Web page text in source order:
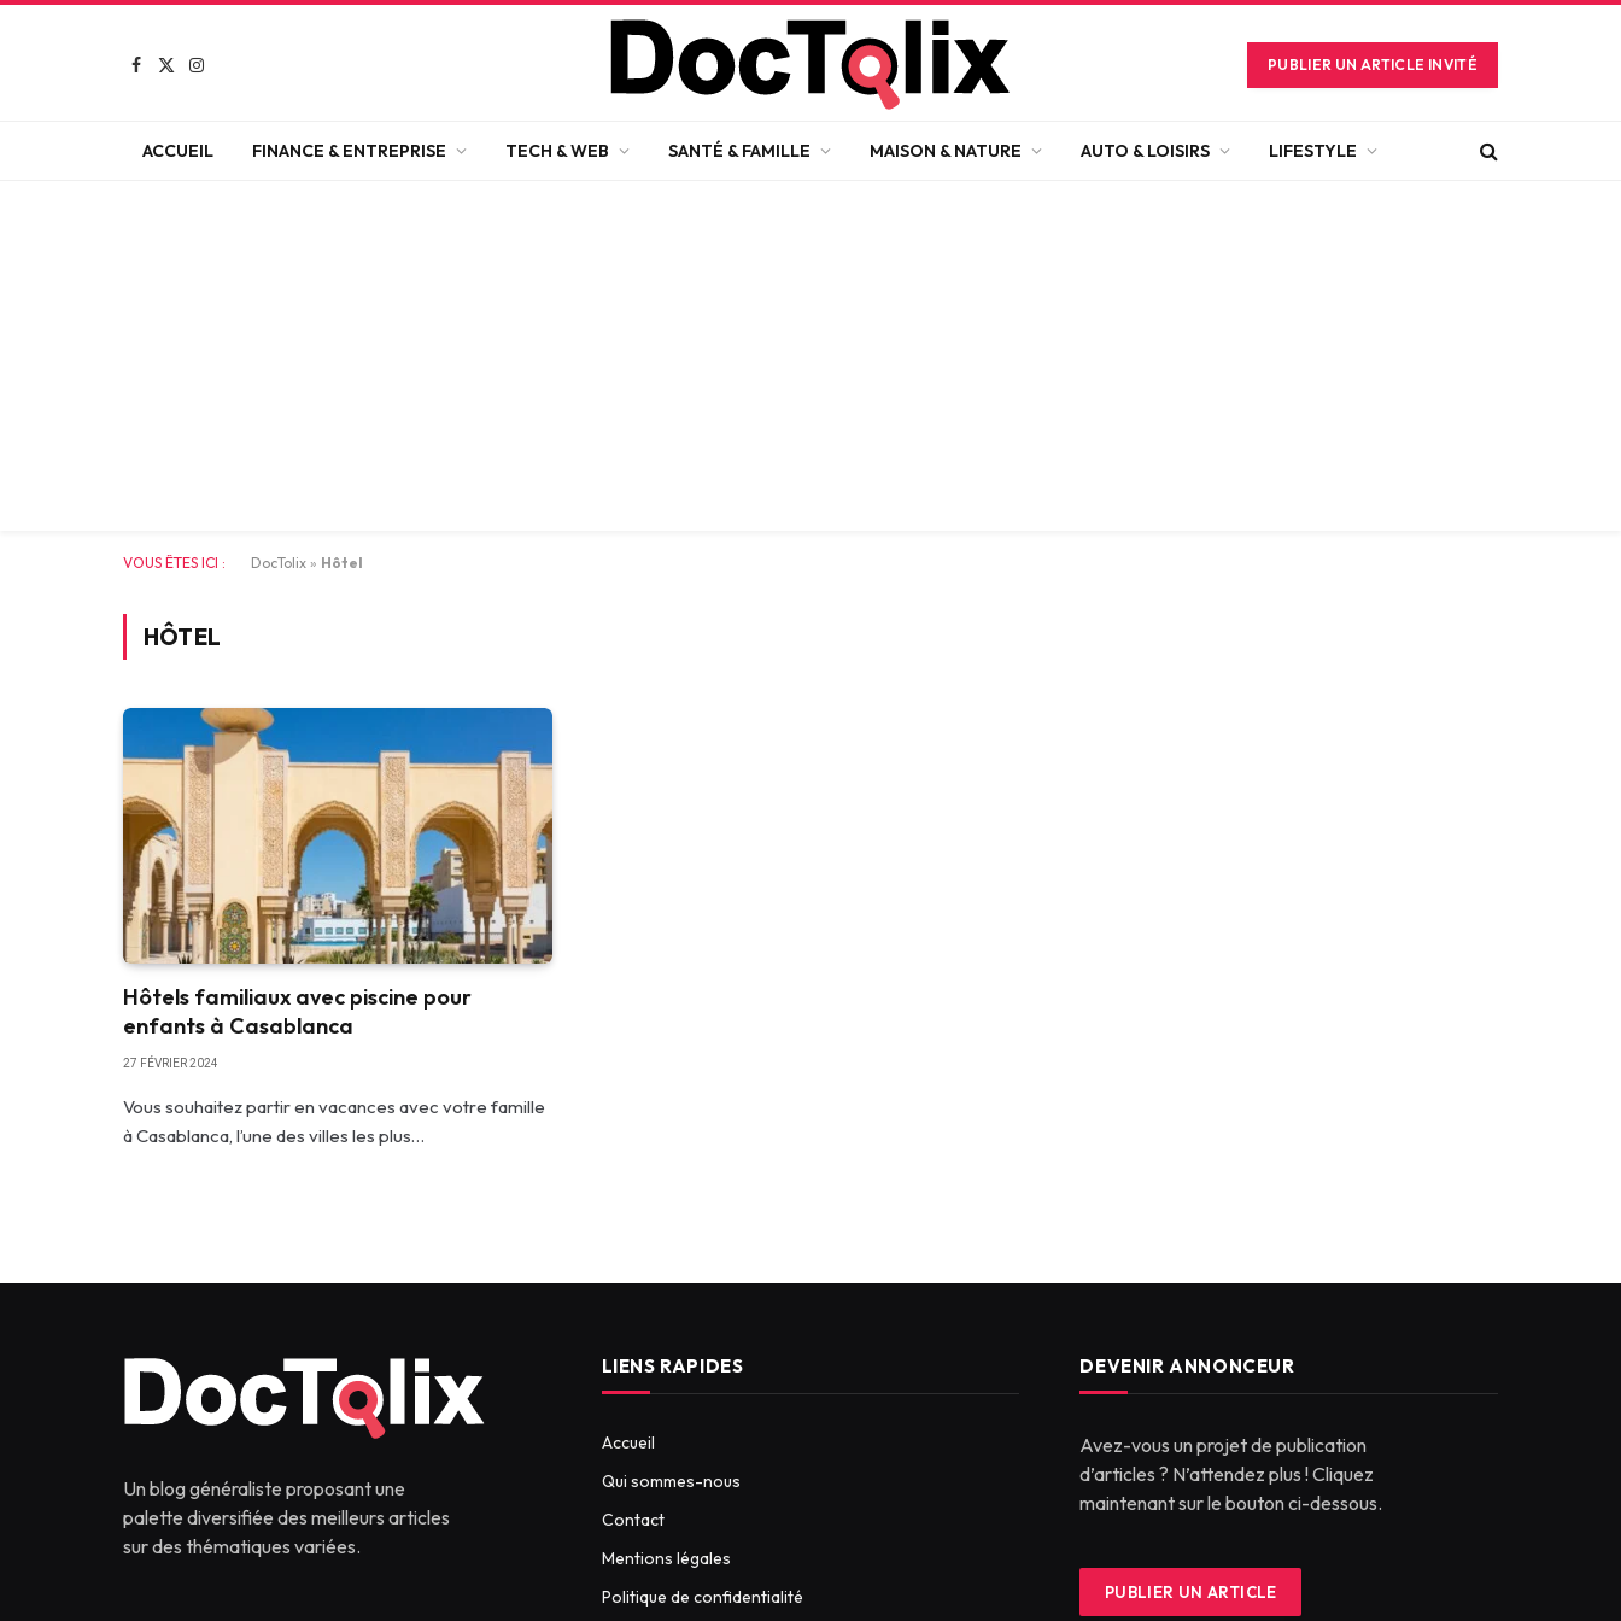
Facebook
X
Instagram PUBLIER UN ARTICLE INVITÉ
ACCUEIL FINANCE & ENTREPRISE TECH & WEB SANTÉ & FAMILLE MAISON & NATURE AUTO & LOISIRS LIFESTYLE
VOUS ÊTES ICI : DocTolix » Hôtel
HÔTEL
Hôtels familiaux avec piscine pour
enfants à Casablanca
27 FÉVRIER 2024
Vous souhaitez partir en vacances avec votre famille
à Casablanca, l’une des villes les plus…
Un blog généraliste proposant une
palette diversifiée des meilleurs articles
sur des thématiques variées.
LIENS RAPIDES
Accueil
Qui sommes-nous
Contact
Mentions légales
Politique de confidentialité
DEVENIR ANNONCEUR
Avez-vous un projet de publication
d’articles ? N’attendez plus ! Cliquez
maintenant sur le bouton ci-dessous.
PUBLIER UN ARTICLE